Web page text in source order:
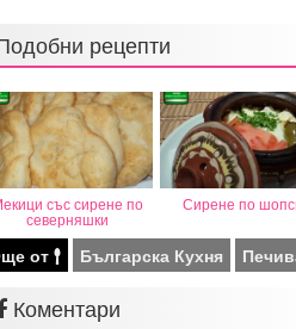
рецепти
със сирене по
северняшки
Сирене по
от Българска Кухня
Коментари